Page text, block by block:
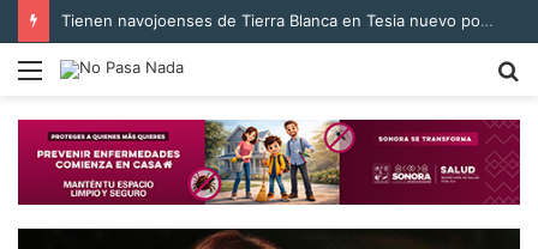
Tienen navojoenses de Tierra Blanca en Tesia nuevo pozo para suministro de agua
Menú